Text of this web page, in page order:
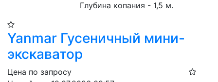
Глубина копания - 1,5 м.
Yanmar Гусеничный мини-
экскаватор
Цена по запросу